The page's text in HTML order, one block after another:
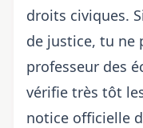
droits civiques.
de justice, tu ne
professeur des
vérifie très tôt
notice officielle